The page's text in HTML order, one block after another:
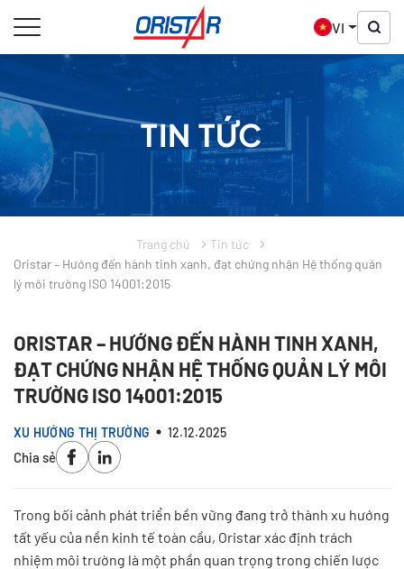
VI
TIN TỨC
Trang chủ
Tin tức
Oristar – Hướng đến hành tinh xanh, đạt chứng nhận Hệ thống quản
lý môi trường ISO 14001:2015
ORISTAR – HƯỚNG ĐẾN HÀNH TINH XANH,
ĐẠT CHỨNG NHẬN HỆ THỐNG QUẢN LÝ MÔI
TRƯỜNG ISO 14001:2015
XU HƯỚNG THỊ TRƯỜNG 12.12.2025
Chia sẻ
Trong bối cảnh phát triển bền vững đang trở thành xu hướng
tất yếu của nền kinh tế toàn cầu, Oristar xác định trách
nhiệm môi trường là một phần quan trọng trong chiến lược